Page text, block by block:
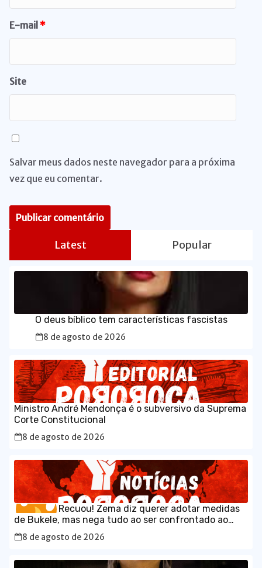
E-mail *
Site
Salvar meus dados neste navegador para a próxima
vez que eu comentar.
Latest Popular
O deus bíblico tem características fascistas
8 de agosto de 2026
Ministro André Mendonça é o subversivo da Suprema
Corte Constitucional
8 de agosto de 2026
Recuou! Zema diz querer adotar medidas
de Bukele, mas nega tudo ao ser confrontado ao
vivo
8 de agosto de 2026